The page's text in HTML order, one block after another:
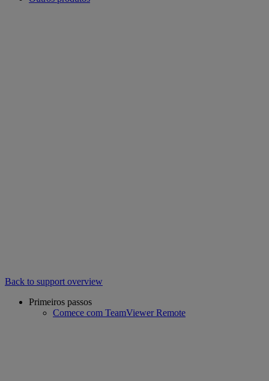
Back to support overview
Primeiros passos
Comece com TeamViewer Remote